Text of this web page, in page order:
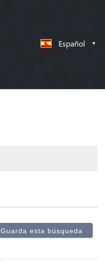
Español
Guarda esta búsqueda